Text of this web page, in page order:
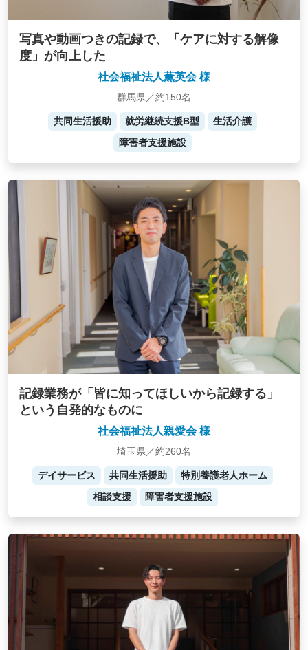
写真や動画つきの記録で、「ケアに対する解像
度」が向上した
社会福祉法人薫英会 様
群馬県／約150名
共同生活援助 就労継続支援B型
生活介護
障害者支援施設
記録業務が「皆に知ってほしいから記録する」
という自発的なものに
社会福祉法人親愛会 様
埼玉県／約260名
デイサービス 共同生活援助
特別養護老人ホーム
相談支援
障害者支援施設